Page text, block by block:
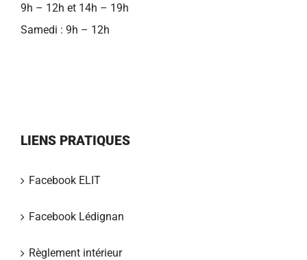
9h – 12h et 14h – 19h
Samedi : 9h – 12h
LIENS PRATIQUES
Facebook ELIT
Facebook Lédignan
Règlement intérieur